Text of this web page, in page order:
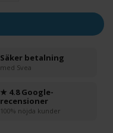
Säker betalning
med Svea
★ 4.8 Google-
recensioner
100% nöjda kunder